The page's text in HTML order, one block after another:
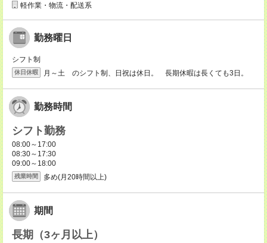
軽作業・物流・配送系
勤務曜日
シフト制
休日休暇 月～土 のシフト制、日祝は休日。 長期休暇は長くても3日。
勤務時間
シフト勤務
08:00～17:00
08:30～17:30
09:00～18:00
残業時間 多め(月20時間以上)
期間
長期（3ヶ月以上）